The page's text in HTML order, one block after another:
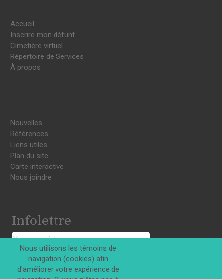
Accueil
Inscrire mon défunt
Cimetière virtuel
Répertoire de Services
À propos
Nouvelles
Références
Liens utiles
Plan du site
Carte interactive
Nous joindre
Infolettre
S'INSCRIRE
Nous utilisons les témoins de
navigation (cookies) afin
d'améliorer votre expérience de